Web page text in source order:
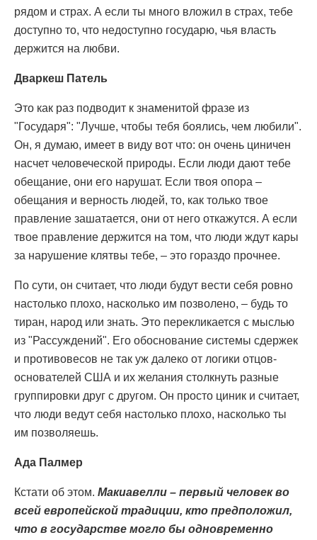
рядом и страх. А если ты много вложил в страх, тебе
доступно то, что недоступно государю, чья власть
держится на любви.
Дваркеш Патель
Это как раз подводит к знаменитой фразе из
"Государя": "Лучше, чтобы тебя боялись, чем любили".
Он, я думаю, имеет в виду вот что: он очень циничен
насчет человеческой природы. Если люди дают тебе
обещание, они его нарушат. Если твоя опора –
обещания и верность людей, то, как только твое
правление зашатается, они от него откажутся. А если
твое правление держится на том, что люди ждут кары
за нарушение клятвы тебе, – это гораздо прочнее.
По сути, он считает, что люди будут вести себя ровно
настолько плохо, насколько им позволено, – будь то
тиран, народ или знать. Это перекликается с мыслью
из "Рассуждений". Его обоснование системы сдержек
и противовесов не так уж далеко от логики отцов-
основателей США и их желания столкнуть разные
группировки друг с другом. Он просто циник и считает,
что люди ведут себя настолько плохо, насколько ты
им позволяешь.
Ада Палмер
Кстати об этом. Макиавелли – первый человек во
всей европейской традиции, кто предположил,
что в государстве могло бы одновременно